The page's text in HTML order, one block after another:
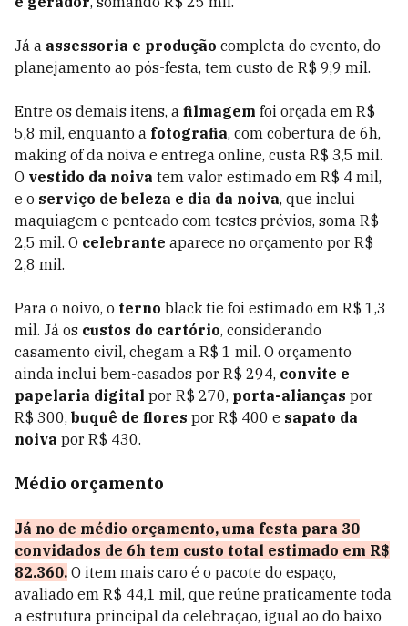
Já a assessoria e produção completa do evento, do
planejamento ao pós-festa, tem custo de R$ 9,9 mil.
Entre os demais itens, a filmagem foi orçada em R$
5,8 mil, enquanto a fotografia, com cobertura de 6h,
making of da noiva e entrega online, custa R$ 3,5 mil.
O vestido da noiva tem valor estimado em R$ 4 mil,
e o serviço de beleza e dia da noiva, que inclui
maquiagem e penteado com testes prévios, soma R$
2,5 mil. O celebrante aparece no orçamento por R$
2,8 mil.
Para o noivo, o terno black tie foi estimado em R$ 1,3
mil. Já os custos do cartório, considerando
casamento civil, chegam a R$ 1 mil. O orçamento
ainda inclui bem-casados por R$ 294, convite e
papelaria digital por R$ 270, porta-alianças por
R$ 300, buquê de flores por R$ 400 e sapato da
noiva por R$ 430.
Médio orçamento
Já no de médio orçamento, uma festa para 30
convidados de 6h tem custo total estimado em R$
82.360. O item mais caro é o pacote do espaço,
avaliado em R$ 44,1 mil, que reúne praticamente toda
a estrutura principal da celebração, igual ao do baixo